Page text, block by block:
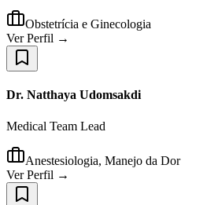
Obstetrícia e Ginecologia
Ver Perfil →
Dr. Natthaya Udomsakdi
Medical Team Lead
Anestesiologia, Manejo da Dor
Ver Perfil →